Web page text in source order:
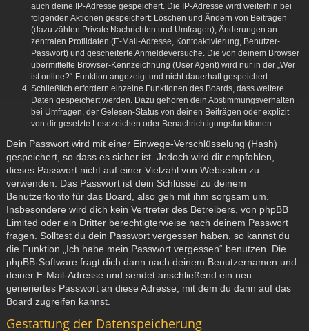
auch deine IP-Adresse gespeichert. Die IP-Adresse wird weiterhin bei
folgenden Aktionen gespeichert: Löschen und Ändern von Beiträgen
(dazu zählen Private Nachrichten und Umfragen), Änderungen an
zentralen Profildaten (E-Mail-Adresse, Kontoaktivierung, Benutzer-
Passwort) und gescheiterte Anmeldeversuche. Die von deinem Browser
übermittelte Browser-Kennzeichnung (User Agent) wird nur in der „Wer
ist online?“-Funktion angezeigt und nicht dauerhaft gespeichert.
Schließlich erfordern einzelne Funktionen des Boards, dass weitere
Daten gespeichert werden. Dazu gehören dein Abstimmungsverhalten
bei Umfragen, der Gelesen-Status von deinen Beiträgen oder explizit
von dir gesetzte Lesezeichen oder Benachrichtigungsfunktionen.
Dein Passwort wird mit einer Einwege-Verschlüsselung (Hash)
gespeichert, so dass es sicher ist. Jedoch wird dir empfohlen,
dieses Passwort nicht auf einer Vielzahl von Webseiten zu
verwenden. Das Passwort ist dein Schlüssel zu deinem
Benutzerkonto für das Board, also geh mit ihm sorgsam um.
Insbesondere wird dich kein Vertreter des Betreibers, von phpBB
Limited oder ein Dritter berechtigterweise nach deinem Passwort
fragen. Solltest du dein Passwort vergessen haben, so kannst du
die Funktion „Ich habe mein Passwort vergessen“ benutzen. Die
phpBB-Software fragt dich dann nach deinem Benutzernamen und
deiner E-Mail-Adresse und sendet anschließend ein neu
generiertes Passwort an diese Adresse, mit dem du dann auf das
Board zugreifen kannst.
Gestattung der Datenspeicherung